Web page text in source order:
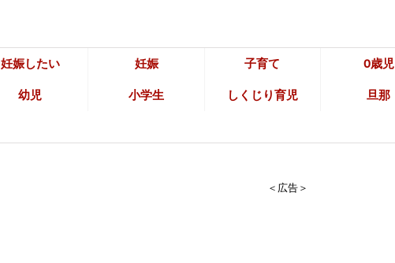
妊娠したい 妊娠 子育て 0歳児
幼児 小学生 しくじり育児 旦那
＜広告＞